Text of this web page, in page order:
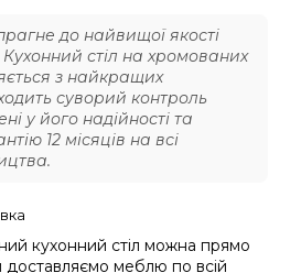
до найвищої якості
стіл на хромованих
з найкращих
суворий контроль
у його надійності та
12 місяців на всі
кухонний стіл можна прямо
меблю по всій